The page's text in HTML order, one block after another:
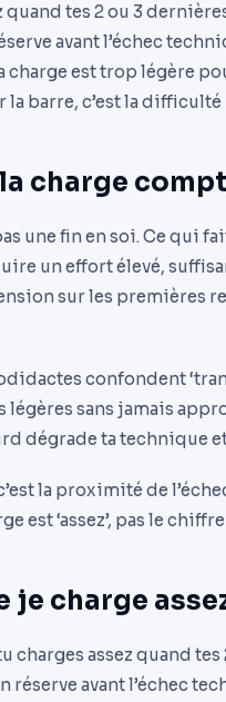
quand tes 2 ou 3
avant l’échec
charge est trop légère
la barre, c’est la
charge
une fin en soi. Ce qui
un effort élevé,
sur les premières
confondent
légères sans jamais
dégrade ta technique
la proximité de
est ‘assez’, pas le
je charge
charges assez quand
réserve avant l’échec